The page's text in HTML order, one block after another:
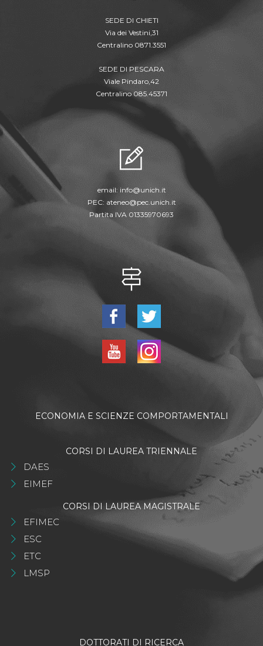
SEDE DI CHIETI
Via dei Vestini,31
Centralino 0871.3551
SEDE DI PESCARA
Viale Pindaro,42
Centralino 085.45371
email: info@unich.it
PEC: ateneo@pec.unich.it
Partita IVA 01335970693
ECONOMIA E SCIENZE COMPORTAMENTALI
CORSI DI LAUREA TRIENNALE
DAES
EIMEF
CORSI DI LAUREA MAGISTRALE
EFIMEC
ESC
ETC
LMSP
DOTTORATI DI RICERCA